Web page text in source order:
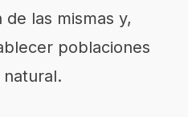
las mismas y,
poblaciones